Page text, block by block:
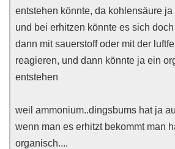
entstehen könnte, da kohlensäure
und bei erhitzen könnte es sich
dann mit sauerstoff oder mit der
reagieren, und dann könnte ja ein
entstehen
weil ammonium..dingsbums hat ja
wenn man es erhitzt bekommt man
organisch....